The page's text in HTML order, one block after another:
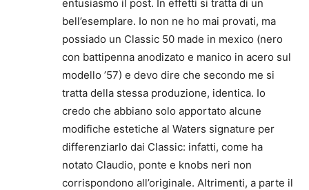
entusiasmo il post. In effetti si tratta di un
bell’esemplare. Io non ne ho mai provati, ma
possiado un Classic 50 made in mexico (nero
con battipenna anodizato e manico in acero sul
modello ’57) e devo dire che secondo me si
tratta della stessa produzione, identica. Io
credo che abbiano solo apportato alcune
modifiche estetiche al Waters signature per
differenziarlo dai Classic: infatti, come ha
notato Claudio, ponte e knobs neri non
corrispondono all’originale. Altrimenti, a parte il